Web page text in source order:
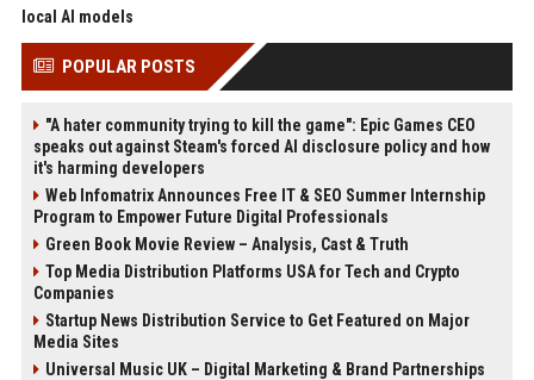
local AI models
POPULAR POSTS
"A hater community trying to kill the game": Epic Games CEO
speaks out against Steam's forced AI disclosure policy and how
it's harming developers
Web Infomatrix Announces Free IT & SEO Summer Internship
Program to Empower Future Digital Professionals
Green Book Movie Review – Analysis, Cast & Truth
Top Media Distribution Platforms USA for Tech and Crypto
Companies
Startup News Distribution Service to Get Featured on Major
Media Sites
Universal Music UK – Digital Marketing & Brand Partnerships